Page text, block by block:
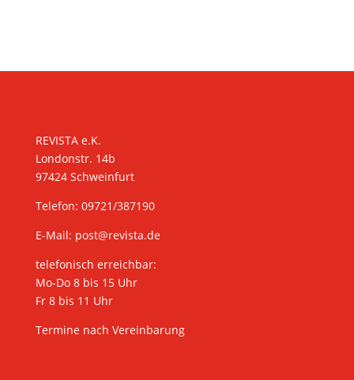
REVISTA e.K.
Londonstr. 14b
97424 Schweinfurt
Telefon: 09721/387190
E-Mail: post@revista.de
telefonisch erreichbar:
Mo-Do 8 bis 15 Uhr
Fr 8 bis 11 Uhr
Termine nach Vereinbarung